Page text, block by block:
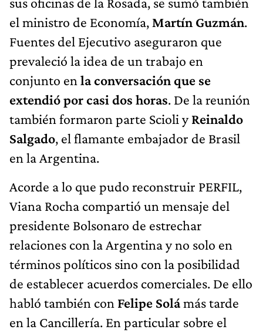
el ministro de Economía, Martín Guzmán.
Fuentes del Ejecutivo aseguraron que
prevaleció la idea de un trabajo en
conjunto en la conversación que se
extendió por casi dos horas. De la reunión
también formaron parte Scioli yReinaldo
Salgado, el flamante embajador de Brasil
en la Argentina.
Acorde a lo que pudo reconstruir PERFIL,
Viana Rocha compartió un mensaje del
presidente Bolsonaro de estrechar
relaciones con la Argentina y no solo en
términos políticos sino con la posibilidad
de establecer acuerdos comerciales. De ello
habló también con Felipe Solámás tarde
en la Cancillería. En particular sobre el